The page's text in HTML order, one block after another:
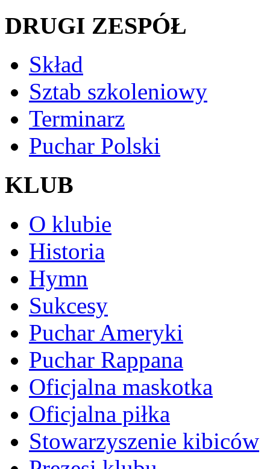
DRUGI ZESPÓŁ
Skład
Sztab szkoleniowy
Terminarz
Puchar Polski
KLUB
O klubie
Historia
Hymn
Sukcesy
Puchar Ameryki
Puchar Rappana
Oficjalna maskotka
Oficjalna piłka
Stowarzyszenie kibiców